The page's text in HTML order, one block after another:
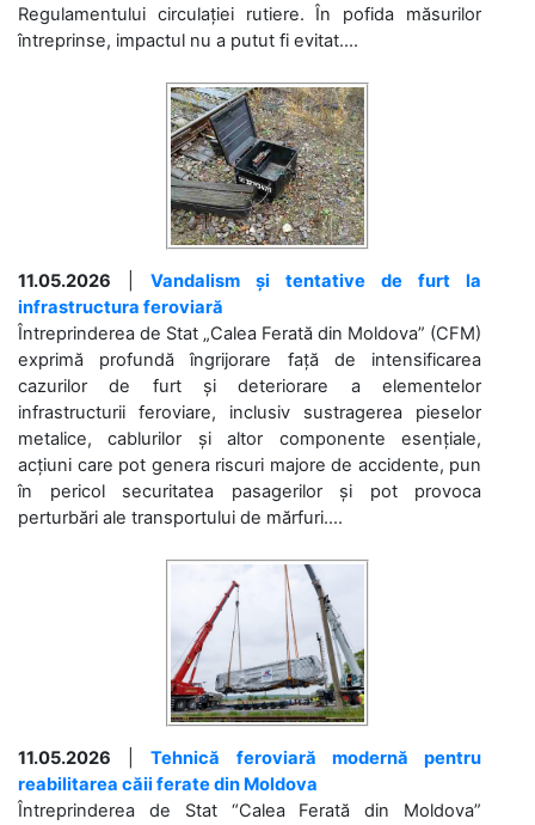
Regulamentului circulației rutiere. În pofida măsurilor
întreprinse, impactul nu a putut fi evitat....
11.05.2026
Vandalism și tentative de furt la
infrastructura feroviară
Întreprinderea de Stat „Calea Ferată din Moldova” (CFM)
exprimă profundă îngrijorare față de intensificarea
cazurilor de furt și deteriorare a elementelor
infrastructurii feroviare, inclusiv sustragerea pieselor
metalice, cablurilor și altor componente esențiale,
acțiuni care pot genera riscuri majore de accidente, pun
în pericol securitatea pasagerilor și pot provoca
perturbări ale transportului de mărfuri....
11.05.2026 |Tehnică feroviară modernă pentru
reabilitarea căii ferate din Moldova
Întreprinderea de Stat “Calea Ferată din Moldova”